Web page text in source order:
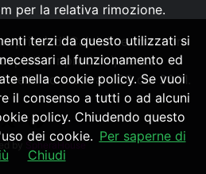
per la relativa rimozione.
di Calcioline.com non
o riprodotti, senza
della normativa n.29 del 2001.
by SpheraHouse
terzi da questo utilizzati si
al funzionamento ed
nella cookie policy. Se vuoi
il consenso a tutti o ad alcuni
policy. Chiudendo questo
dei cookie. Per saperne di
Chiudi